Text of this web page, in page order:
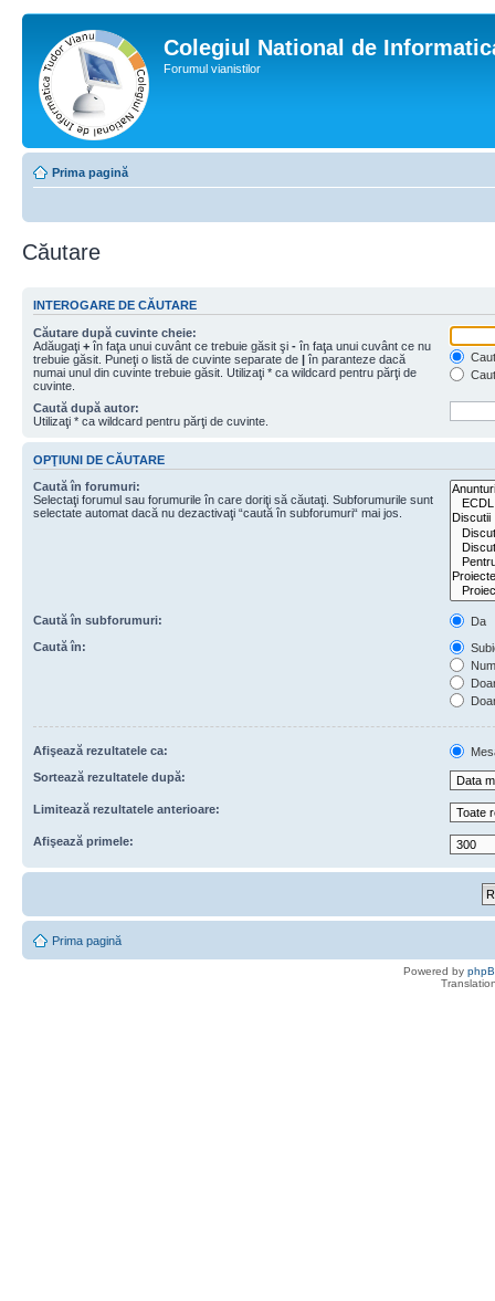
Colegiul National de
Forumul vianistilor
Prima pagină
Căutare
INTEROGARE DE CĂUTARE
Căutare după cuvinte cheie:
Adăugaţi + în faţa unui cuvânt ce trebuie găsit şi - în faţa unui cuvânt ce nu
trebuie găsit. Puneţi o listă de cuvinte separate de | în paranteze dacă
numai unul din cuvinte trebuie găsit. Utilizaţi * ca wildcard pentru părţi de
cuvinte.
Caută după autor:
Utilizaţi * ca wildcard pentru părţi de cuvinte.
OPŢIUNI DE CĂUTARE
Caută în forumuri:
Selectaţi forumul sau forumurile în care doriţi să căutaţi. Subforumurile sunt
selectate automat dacă nu dezactivaţi “caută în subforumuri“ mai jos.
Caută în subforumuri:
Da
Caută în:
Afişează rezultatele ca:
Sortează rezultatele după:
Limitează rezultatele anterioare:
Afişează primele:
Prima pagină
Powered by